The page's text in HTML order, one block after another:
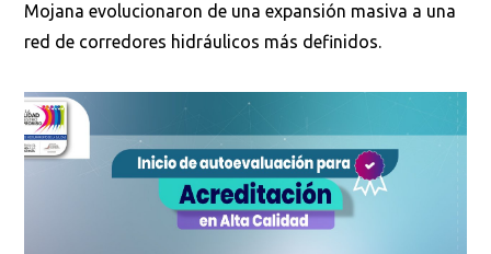
Mojana evolucionaron de una expansión masiva a una
red de corredores hidráulicos más definidos.